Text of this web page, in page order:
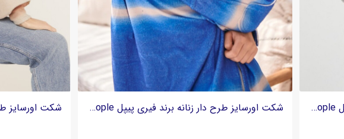
اورشرت جین زنانه اورسایز برند اونلی ONLY اورشرت جین زنانه اورسایز برند DL1961 - آبی لجنی وینتج